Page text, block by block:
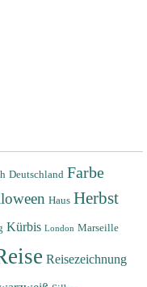
Deutschland Farbe
Haus Herbst
Kürbis London Marseille
Reisezeichnung